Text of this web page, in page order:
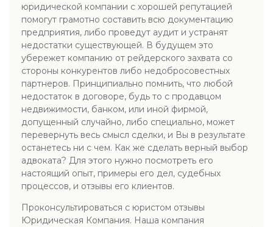
юридической компании с хорошей репутацией
помогут грамотно составить всю документацию
предприятия, либо проведут аудит и устранят
недостатки существующей. В будущем это
убережет компанию от рейдерского захвата со
стороны конкурентов либо недобросовестных
партнеров. Принципиально помнить, что любой
недостаток в договоре, будь то с продавцом
недвижимости, банком, или иной фирмой,
допущенный случайно, либо специально, может
перевернуть весь смысл сделки, и Вы в результате
останетесь ни с чем. Как же сделать верный выбор
адвоката? Для этого нужно посмотреть его
настоящий опыт, примеры его дел, судебных
процессов, и отзывы его клиентов.
Проконсультироваться с юристом отзывы
Юридическая Компания. Наша компания